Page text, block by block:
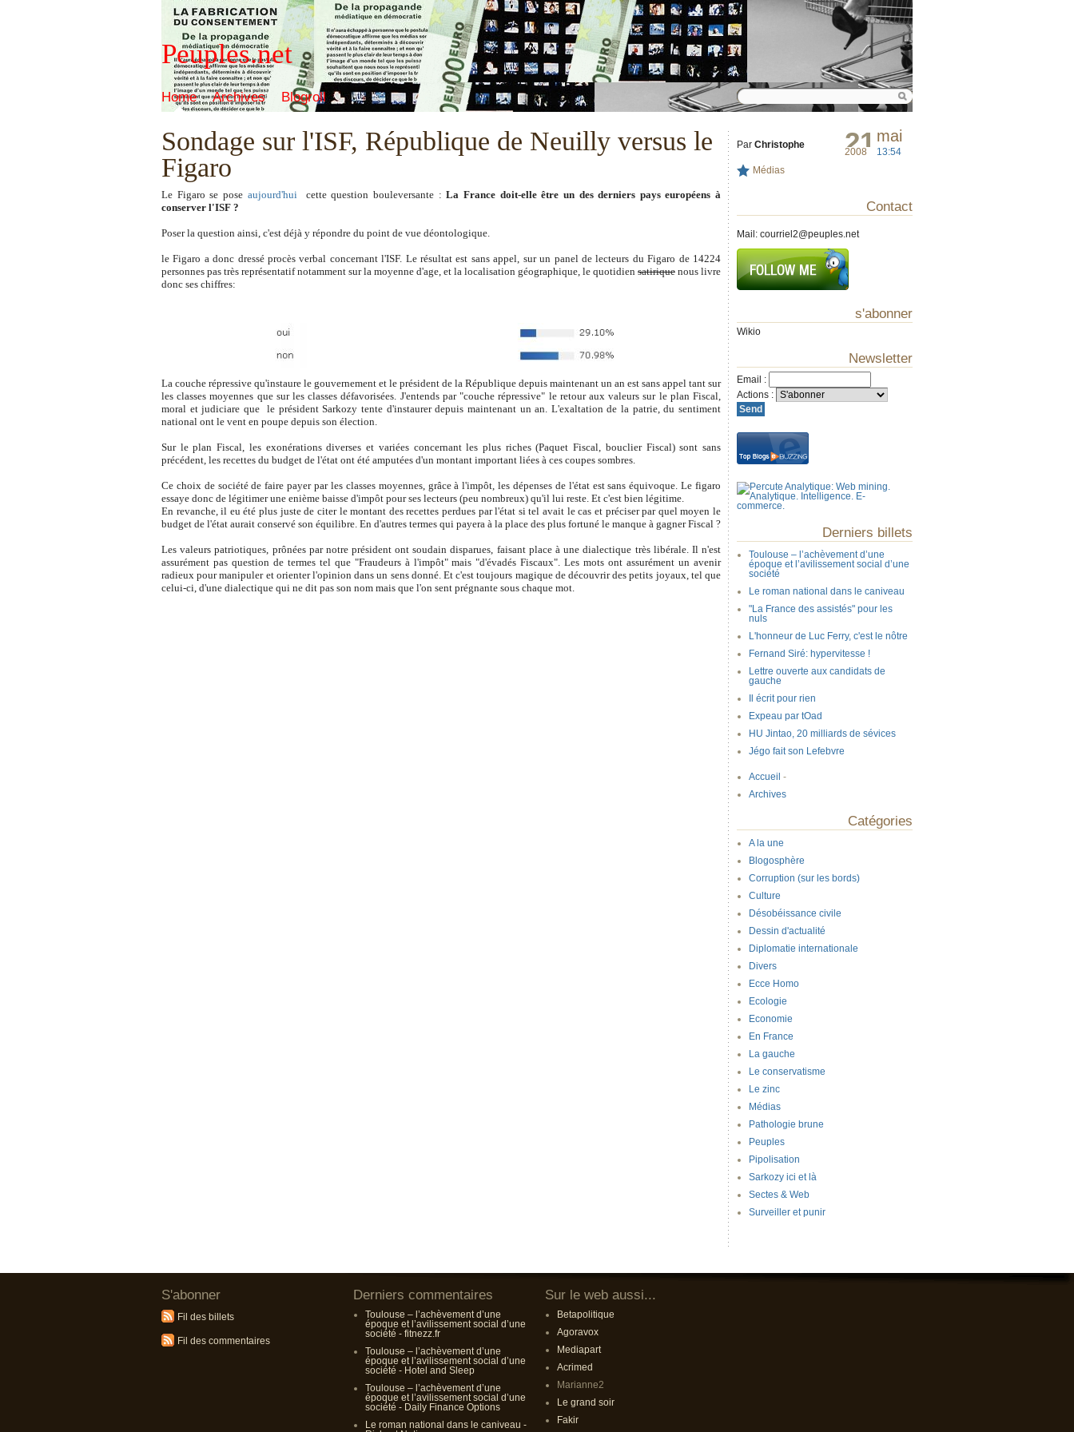
Peuples.net
Home Archives Blogroll
Sondage sur l'ISF, République de Neuilly versus le
Figaro
21 mai
2008 13:54
Par Christophe
Médias
Le Figaro se pose aujourd'hui cette question bouleversante :La France doit-elle être un des derniers pays européens à
conserver l'ISF ?
Poser la question ainsi, c'est déjà y répondre du point de vue déontologique.
le Figaro a donc dressé procès verbal concernant l'ISF. Le résultat est sans appel, sur un panel de lecteurs du Figaro de 14224
personnes pas très représentatif notamment sur la moyenne d'age, et la localisation géographique, le quotidien satirique nous livre
donc ses chiffres:
La couche répressive qu'instaure le gouvernement et le président de la République depuis maintenant un an est sans appel tant sur
les classes moyennes que sur les classes défavorisées. J'entends par "couche répressive" le retour aux valeurs sur le plan Fiscal,
moral et judiciare que le président Sarkozy tente d'instaurer depuis maintenant un an. L'exaltation de la patrie, du sentiment
national ont le vent en poupe depuis son élection.
Sur le plan Fiscal, les exonérations diverses et variées concernant les plus riches (Paquet Fiscal, bouclier Fiscal) sont sans
précédent, les recettes du budget de l'état ont été amputées d'un montant important liées à ces coupes sombres.
Ce choix de société de faire payer par les classes moyennes, grâce à l'impôt, les dépenses de l'état est sans équivoque. Le figaro
essaye donc de légitimer une enième baisse d'impôt pour ses lecteurs (peu nombreux) qu'il lui reste. Et c'est bien légitime.
En revanche, il eu été plus juste de citer le montant des recettes perdues par l'état si tel avait le cas et préciser par quel moyen le
budget de l'état aurait conservé son équilibre. En d'autres termes qui payera à la place des plus fortuné le manque à gagner Fiscal ?
Les valeurs patriotiques, prônées par notre président ont soudain disparues, faisant place à une dialectique très libérale. Il n'est
assurément pas question de termes tel que "Fraudeurs à l'impôt" mais "d'évadés Fiscaux". Les mots ont assurément un avenir
radieux pour manipuler et orienter l'opinion dans un sens donné. Et c'est toujours magique de découvrir des petits joyaux, tel que
celui-ci, d'une dialectique qui ne dit pas son nom mais que l'on sent prégnante sous chaque mot.
Contact
Mail: courriel2@peuples.net
s'abonner
Wikio
Newsletter
Email :
Actions :
Derniers billets
Toulouse – l’achèvement d’une
époque et l’avilissement social d’une
société
Le roman national dans le caniveau
"La France des assistés" pour les
nuls
L'honneur de Luc Ferry, c'est le nôtre
Fernand Siré: hypervitesse !
Lettre ouverte aux candidats de
gauche
Il écrit pour rien
Expeau par tOad
HU Jintao, 20 milliards de sévices
Jégo fait son Lefebvre
Accueil -
Archives
Catégories
A la une
Blogosphère
Corruption (sur les bords)
Culture
Désobéissance civile
Dessin d'actualité
Diplomatie internationale
Divers
Ecce Homo
Ecologie
Economie
En France
La gauche
Le conservatisme
Le zinc
Médias
Pathologie brune
Peuples
Pipolisation
Sarkozy ici et là
Sectes & Web
Surveiller et punir
S'abonner
Fil des billets
Fil des commentaires
Derniers commentaires
Toulouse – l’achèvement d’une
époque et l’avilissement social d’une
société - fitnezz.fr
Toulouse – l’achèvement d’une
époque et l’avilissement social d’une
société - Hotel and Sleep
Toulouse – l’achèvement d’une
époque et l’avilissement social d’une
société - Daily Finance Options
Le roman national dans le caniveau -
Sur le web aussi...
Betapolitique
Agoravox
Mediapart
Acrimed
Marianne2
Le grand soir
Fakir